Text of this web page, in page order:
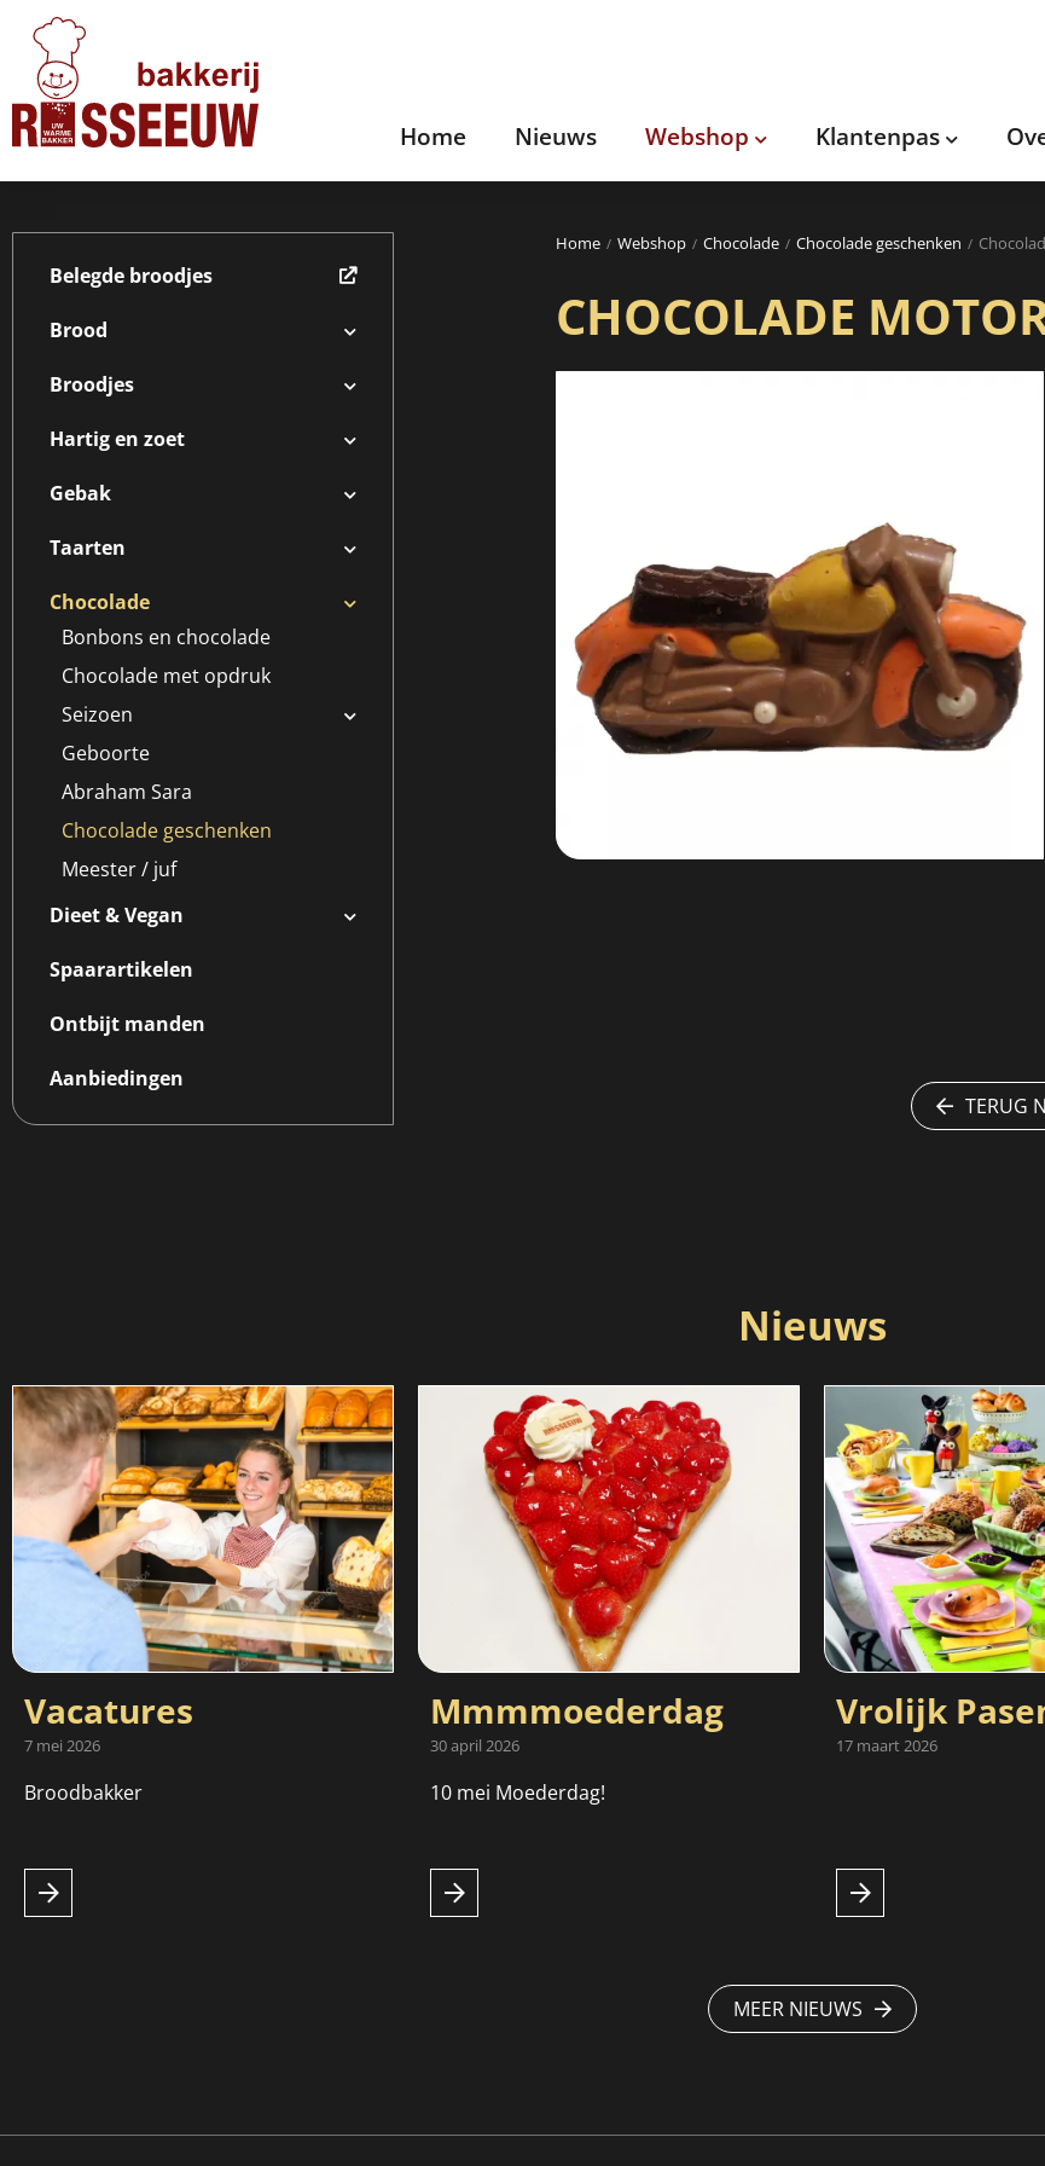
Home Nieuws Webshop Klantenpas
Belegde broodjes
Brood
Broodjes
Hartig en zoet
Gebak
Taarten
Chocolade
Bonbons en chocolade
Chocolade met opdruk
Seizoen
Geboorte
Abraham Sara
Chocolade geschenken
Meester / juf
Dieet & Vegan
Spaarartikelen
Ontbijt manden
Aanbiedingen
Home Webshop Chocolade Chocolade geschenken
CHOCOLADE
TERUG
Nieuws
Vacatures
7 mei 2026
Broodbakker
Mmmmoederdag
30 april 2026
10 mei Moederdag!
Vrolijk
17 maart 2026
MEER NIEUWS